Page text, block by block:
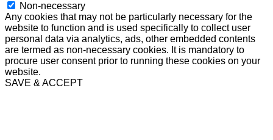
Non-necessary
Any cookies that may not be particularly necessary for the
website to function and is used specifically to collect user
personal data via analytics, ads, other embedded contents
are termed as non-necessary cookies. It is mandatory to
procure user consent prior to running these cookies on your
website.
SAVE & ACCEPT